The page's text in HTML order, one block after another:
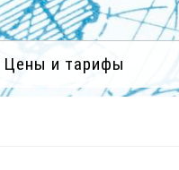
Цены и тарифы